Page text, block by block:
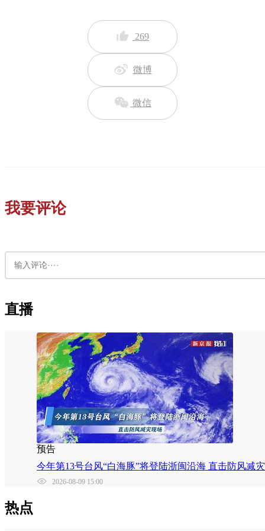
269
微博
微信
我要评论
直播
预告
今年第13号台风“白海豚”将登陆浙闽沿海 直击防风减
2026-08-09 15:00
热点